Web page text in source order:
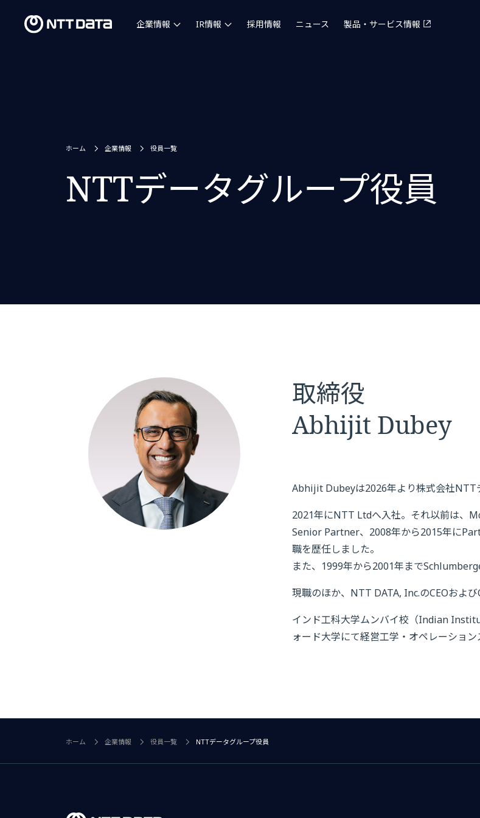
企業情報 IR情報 採用情報 ニュース 製品・サービス情報
ホーム 企業情報 役員一覧
NTTデータグループ役員
取締役
Abhijit Dubey
Abhijit Dubeyは2026年より株式会社NTT
2021年にNTT Ltdへ入社。それ以前は、
Senior Partner、2008年から2015年に
職を歴任しました。
また、1999年から2001年まで
現職のほか、NTT DATA, Inc.のCEOおよ
インド工科大学ムンバイ校（Indian
ォード大学にて経営工学・オペレーショ
ホーム 企業情報 役員一覧 NTTデータグループ役員